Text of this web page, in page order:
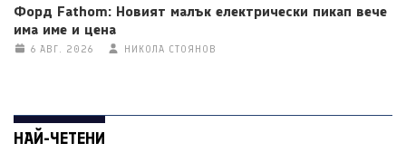
Форд Fathom: Новият малък електрически пикап вече
има име и цена
6 АВГ. 2026 НИКОЛА СТОЯНОВ
НАЙ-ЧЕТЕНИ